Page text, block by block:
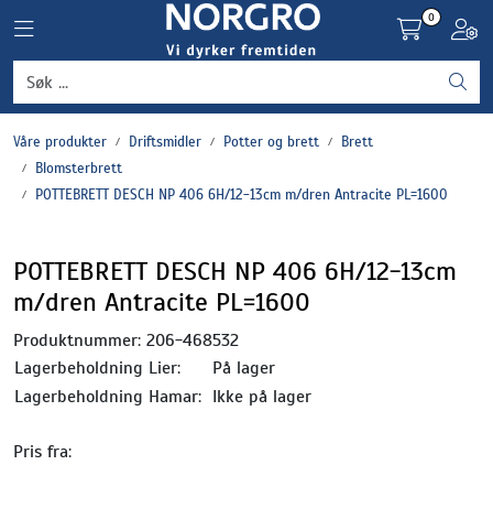
Toggle navigation
0
Våre produkter Driftsmidler Potter og brett
Brett
Blomsterbrett
POTTEBRETT DESCH NP 406 6H/12-13cm m/dren Antracite PL=1600
POTTEBRETT DESCH NP 406 6H/12-13cm
m/dren Antracite PL=1600
Produktnummer: 206-468532
Lagerbeholdning Lier:
På lager
Lagerbeholdning Hamar: Ikke på lager
Pris fra:
Grønnsaker
Settepotet og setteløk
Plantevern og nyttedyr
Blomster, potter og brett
Driftsmidler